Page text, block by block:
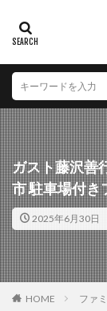
ガスト藤沢善
市 駐車場付き
2025年6月30日
HOME ファ
カテゴリー
エリア
北海道
山形県
埼玉県
山梨県
岐阜県
京都府
鳥取県
徳島県